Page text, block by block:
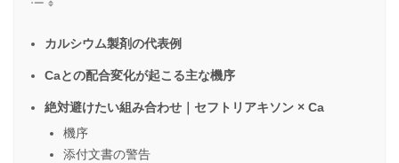
カルシウム製剤の代表例
Caとの配合変化が起こる主な機序
絶対避けたい組み合わせ｜セフトリアキソン × Ca
機序
添付文書の警告